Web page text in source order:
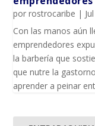
porrostrocaribe |
Con las manos aún
emprendedores
la barbería que
que nutre la
aprender a peinar